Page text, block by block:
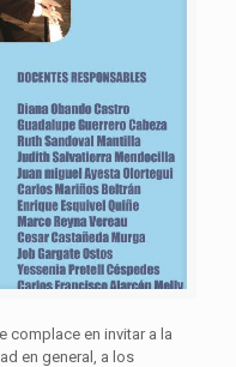
complace en invitar a la
en general, a los